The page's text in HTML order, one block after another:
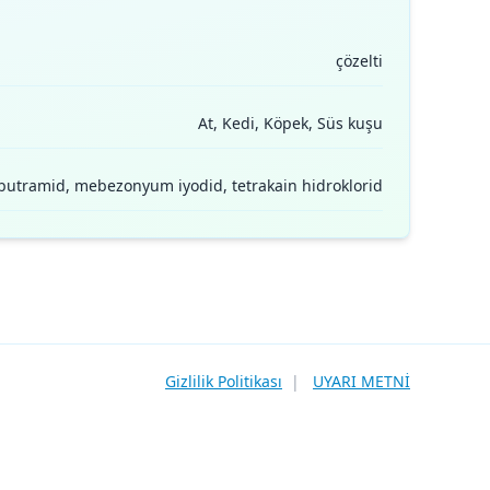
çözelti
At, Kedi, Köpek, Süs kuşu
mebezonyum iyodid, tetrakain hidroklorid
Gizlilik Politikası | UYARI METNİ